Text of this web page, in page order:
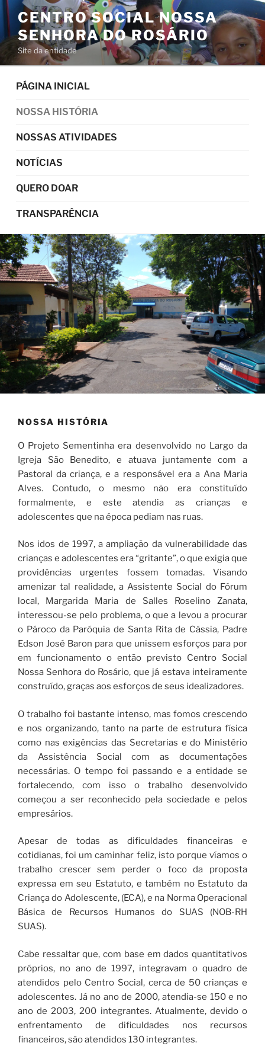
Pular
para
conteúdo
CENTRO SOCIAL NOSSA
SENHORA DO ROSÁRIO
Site da entidade
PÁGINA INICIAL
NOSSA HISTÓRIA
NOSSAS ATIVIDADES
NOTÍCIAS
QUERO DOAR
TRANSPARÊNCIA
NOSSA HISTÓRIA
O Projeto Sementinha era desenvolvido no Largo da
Igreja São Benedito, e atuava juntamente com a
Pastoral da criança, e a responsável era a Ana Maria
Alves. Contudo, o mesmo não era constituído
formalmente, e este atendia as crianças e
adolescentes que na época pediam nas ruas.
Nos idos de 1997, a ampliação da vulnerabilidade das
crianças e adolescentes era “gritante”, o que exigia que
providências urgentes fossem tomadas. Visando
amenizar tal realidade, a Assistente Social do Fórum
local, Margarida Maria de Salles Roselino Zanata,
interessou-se pelo problema, o que a levou a procurar
o Pároco da Paróquia de Santa Rita de Cássia, Padre
Edson José Baron para que unissem esforços para por
em funcionamento o então previsto Centro Social
Nossa Senhora do Rosário, que já estava inteiramente
construído, graças aos esforços de seus idealizadores.
O trabalho foi bastante intenso, mas fomos crescendo
e nos organizando, tanto na parte de estrutura física
como nas exigências das Secretarias e do Ministério
da Assistência Social com as documentações
necessárias. O tempo foi passando e a entidade se
fortalecendo, com isso o trabalho desenvolvido
começou a ser reconhecido pela sociedade e pelos
empresários.
Apesar de todas as dificuldades financeiras e
cotidianas, foi um caminhar feliz, isto porque víamos o
trabalho crescer sem perder o foco da proposta
expressa em seu Estatuto, e também no Estatuto da
Criança do Adolescente, (ECA), e na Norma Operacional
Básica de Recursos Humanos do SUAS (NOB-RH
SUAS).
Cabe ressaltar que, com base em dados quantitativos
próprios, no ano de 1997, integravam o quadro de
atendidos pelo Centro Social, cerca de 50 crianças e
adolescentes. Já no ano de 2000, atendia-se 150 e no
ano de 2003, 200 integrantes. Atualmente, devido o
enfrentamento de dificuldades nos recursos
financeiros, são atendidos 130 integrantes.